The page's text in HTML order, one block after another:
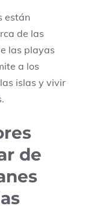
están
de las
las playas
a los
islas y vivir
de